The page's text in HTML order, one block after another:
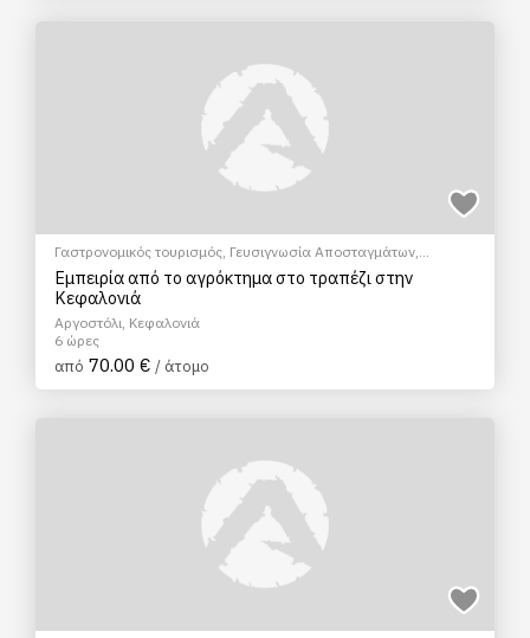
Γαστρονομικός τουρισμός, Γευσιγνωσία Αποσταγμάτων,
EcoΠεριηγήση
,Μάθημα Μαγειρικής Πολιτιστικά - Πολιτισμικά
Εμπειρία από το αγρόκτημα στο τραπέζι στην
Κεφαλονιά
Αργοστόλι, Κεφαλονιά
6 ώρες
από 70.00 € / άτομο